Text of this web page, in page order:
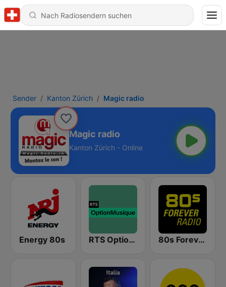
Sender Kanton Zürich Magic radio
Magic radio
Kanton Zürich - Online
Energy 80s RTS Option Musique 80s Forever Radio